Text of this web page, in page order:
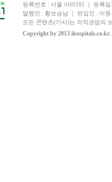
등록번호 : 서울 아05181 ｜ 등록
발행인 : 황보승남 ｜ 편집인 : 이
모든 콘텐츠(기사)는 저작권법의
Copyright by 2013 ihospitals.co.kr.